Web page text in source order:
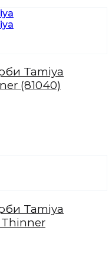
Tamiya
(81040)
Tamiya
Thinner